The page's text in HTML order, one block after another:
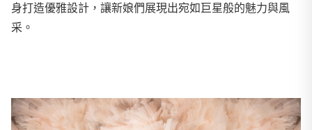
身打造優雅設計，讓新娘們展現出宛如巨星般的魅力與風
采。